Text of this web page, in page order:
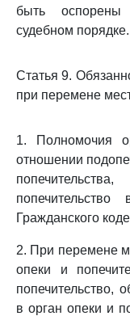
быть оспорены
судебном порядке.
Статья 9.
при перемене
1. Полномочия
отношении
Гражданского
2. При перемене
опеки и
попечительство,
в орган опеки и